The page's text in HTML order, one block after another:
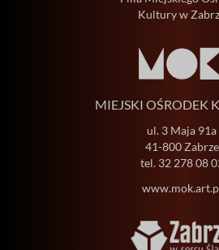
Kultury w
MIEJSKI OŚRODEK
ul. 3 Maja 91a
41-800 Zabrze
tel. 32 278 08